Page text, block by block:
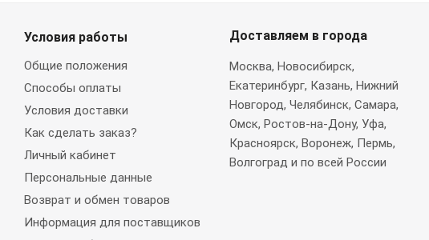
Условия работы
Общие положения
Способы оплаты
Условия доставки
Как сделать заказ?
Личный кабинет
Персональные данные
Возврат и обмен товаров
Информация для поставщиков
Доставляем в города
Москва, Новосибирск,
Екатеринбург, Казань, Нижний
Новгород, Челябинск, Самара,
Омск, Ростов-на-Дону, Уфа,
Красноярск, Воронеж, Пермь,
Волгоград и по всей России